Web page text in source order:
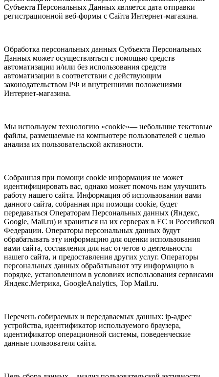
Субъекта Персональных Данных является дата отправки
регистрационной веб-формы с Сайта Интернет-магазина.
Обработка персональных данных Субъекта Персональных
Данных может осуществляться с помощью средств
автоматизации и/или без использования средств
автоматизации в соответствии с действующим
законодательством РФ и внутренними положениями
Интернет-магазина.
Мы используем технологию «cookie»— небольшие текстовые
файлы, размещаемые на компьютере пользователей с целью
анализа их пользовательской активности.
Собранная при помощи cookie информация не может
идентифицировать вас, однако может помочь нам улучшить
работу нашего сайта. Информация об использовании вами
данного сайта, собранная при помощи cookie, будет
передаваться Операторам Персональных данных (Яндекс,
Google, Mail.ru) и храниться на их серверах в ЕС и Российской
Федерации. Операторы персональных данных будут
обрабатывать эту информацию для оценки использования
вами сайта, составления для нас отчетов о деятельности
нашего сайта, и предоставления других услуг. Операторы
персональных данных обрабатывают эту информацию в
порядке, установленном в условиях использования сервисами
Яндекс.Метрика, GoogleAnalytics, Top Mail.ru.
Перечень собираемых и передаваемых данных: ip-адрес
устройства, идентификатор используемого браузера,
идентификатор операционной системы, поведенческие
данные пользователя сайта.